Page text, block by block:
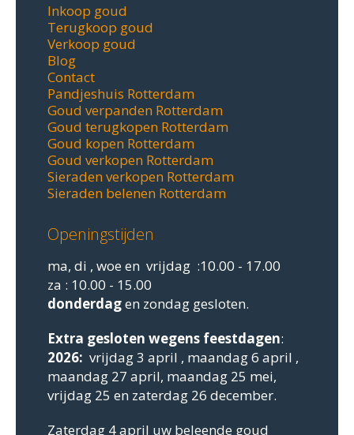
Inkoop goud
Terugkoop goud
Verkoop goud
Blog
Contact
Pandjeshuis Rotterdam
Goud verpanden Rotterdam
Goud terugkopen Rotterdam
Goud kopen Rotterdam
Goud verkopen Rotterdam
Sieraden verkopen Rotterdam
Sieraden belenen Rotterdam
Openingstijden
ma, di , woe en vrijdag :10.00 - 17.00
za : 10.00 - 15.00
donderdagen zondag gesloten.
Extra gesloten wegens feestdagen:
2026: vrijdag 3 april , maandag 6 april ,
maandag 27 april, maandag 25 mei,
vrijdag 25 en zaterdag 26 december.
Zaterdag 4 april uw beleende goud